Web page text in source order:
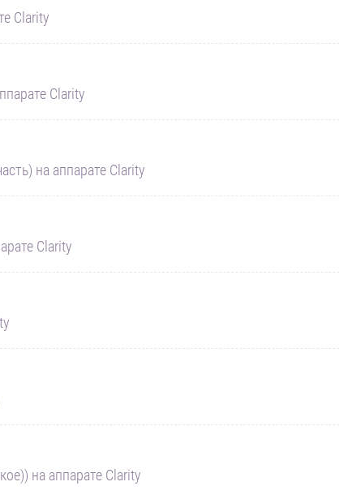
Clarity
Clarity
на аппарате Clarity
Clarity
на аппарате Clarity